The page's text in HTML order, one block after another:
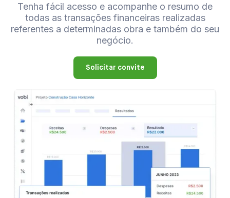
Tenha fácil acesso e acompanhe o resumo de
todas as transações financeiras realizadas
referentes a determinadas obra e também do seu
negócio.
Solicitar convite